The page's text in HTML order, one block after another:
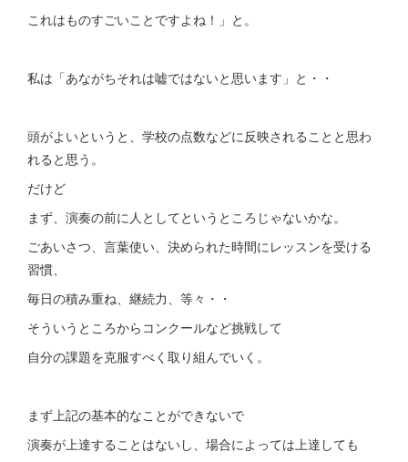
これはものすごいことですよね！」と。
私は「あながちそれは嘘ではないと思います」と・・
頭がよいというと、学校の点数などに反映されることと思わ
れると思う。
だけど
まず、演奏の前に人としてというところじゃないかな。
ごあいさつ、言葉使い、決められた時間にレッスンを受ける
習慣、
毎日の積み重ね、継続力、等々・・
そういうところからコンクールなど挑戦して
自分の課題を克服すべく取り組んでいく。
まず上記の基本的なことができないで
演奏が上達することはないし、場合によっては上達しても